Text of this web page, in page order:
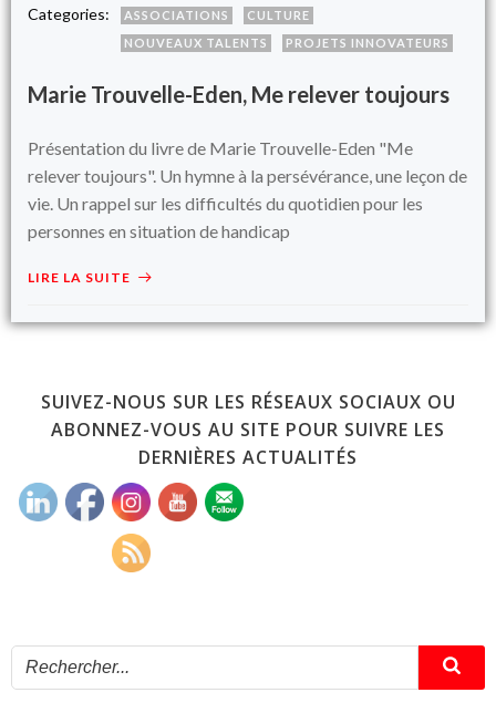
Categories: ASSOCIATIONS
CULTURE
NOUVEAUX TALENTS
PROJETS INNOVATEURS
Marie Trouvelle-Eden, Me relever toujours
Présentation du livre de Marie Trouvelle-Eden "Me
relever toujours". Un hymne à la persévérance, une leçon de
vie. Un rappel sur les difficultés du quotidien pour les
personnes en situation de handicap
LIRE LA SUITE
SUIVEZ-NOUS SUR LES RÉSEAUX SOCIAUX OU
ABONNEZ-VOUS AU SITE POUR SUIVRE LES
DERNIÈRES ACTUALITÉS